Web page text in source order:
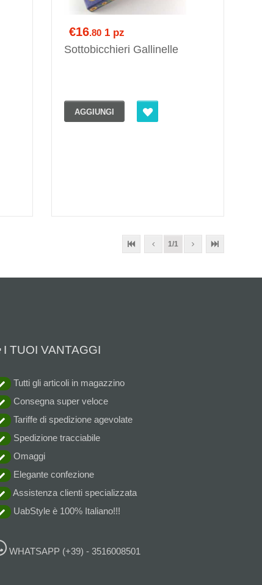
€16.80 1 pz
Sottobicchieri Gallinelle
AGGIUNGI
1/1
I TUOI VANTAGGI
Tutti gli articoli in magazzino
Consegna super veloce
Tariffe di spedizione agevolate
Spedizione tracciabile
Omaggi
Elegante confezione
Assistenza clienti specializzata
UabStyle è 100% Italiano!!!
WHATSAPP (+39) - 3516008501